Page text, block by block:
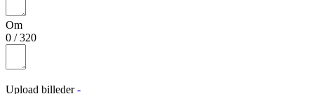
Om
0 /320
Upload billeder -